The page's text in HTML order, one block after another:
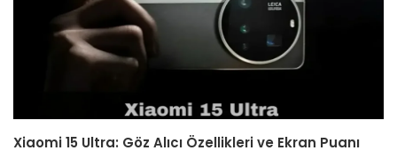
Xiaomi 15 Ultra: Göz Alıcı Özellikleri ve Ekran Puanı